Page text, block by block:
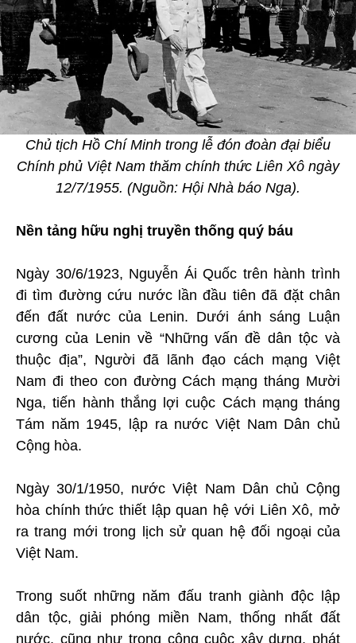
Chủ tịch Hồ Chí Minh trong lễ đón đoàn đại biểu
Chính phủ Việt Nam thăm chính thức Liên Xô ngày
12/7/1955. (Nguồn: Hội Nhà báo Nga).
Nền tảng hữu nghị truyền thống quý báu
Ngày 30/6/1923, Nguyễn Ái Quốc trên hành trình
đi tìm đường cứu nước lần đầu tiên đã đặt chân
đến đất nước của Lenin. Dưới ánh sáng Luận
cương của Lenin về “Những vấn đề dân tộc và
thuộc địa”, Người đã lãnh đạo cách mạng Việt
Nam đi theo con đường Cách mạng tháng Mười
Nga, tiến hành thắng lợi cuộc Cách mạng tháng
Tám năm 1945, lập ra nước Việt Nam Dân chủ
Cộng hòa.
Ngày 30/1/1950, nước Việt Nam Dân chủ Cộng
hòa chính thức thiết lập quan hệ với Liên Xô, mở
ra trang mới trong lịch sử quan hệ đối ngoại của
Việt Nam.
Trong suốt những năm đấu tranh giành độc lập
dân tộc, giải phóng miền Nam, thống nhất đất
nước, cũng như trong công cuộc xây dựng, phát